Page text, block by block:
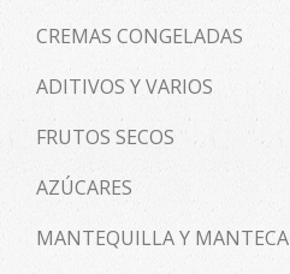
CREMAS CONGELADAS
ADITIVOS Y VARIOS
FRUTOS SECOS
AZÚCARES
MANTEQUILLA Y MANTECA